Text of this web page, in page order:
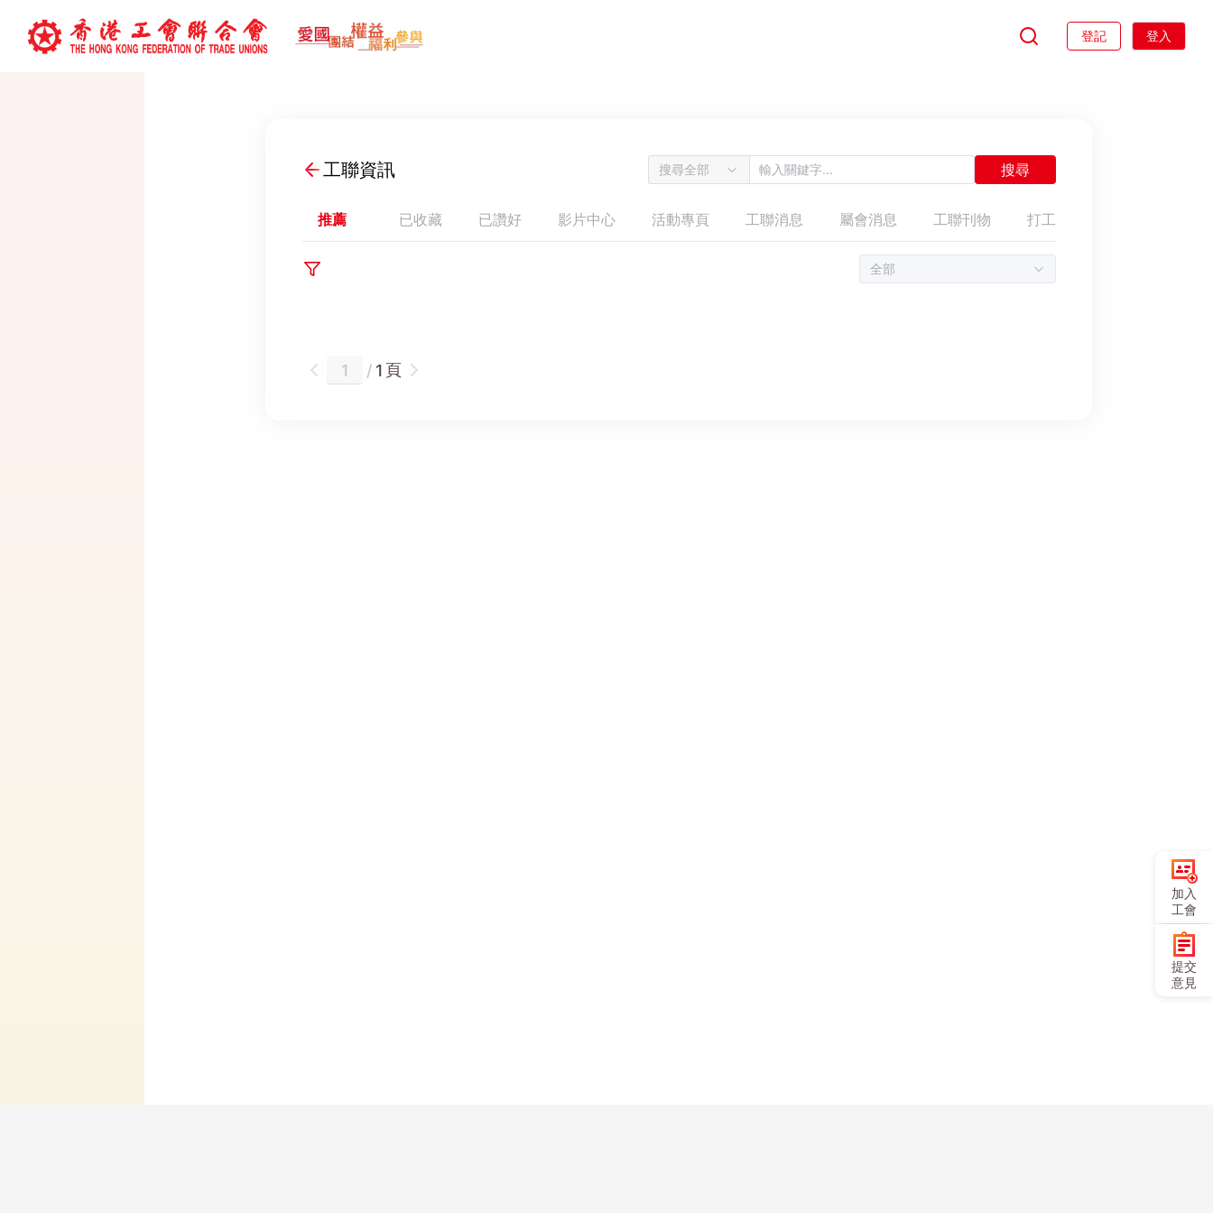
登記 登入
工聯資訊 搜尋全部 搜尋
全部
推薦 已收藏 已讚好 影片中心 活動專頁 工聯消息 屬會消息 工聯刊物 打工仔權益
/ 1 頁
加入
工會
提交
意見